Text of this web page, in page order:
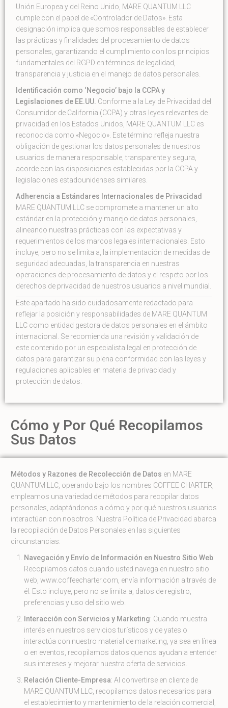
Unión Europea y del Reino Unido, MARE QUANTUM LLC
cumple con el papel de «Controlador de Datos». Esta
designación implica que somos responsables de establecer
las prácticas y finalidades del procesamiento de datos
personales, garantizando el cumplimiento con los principios
fundamentales del RGPD en términos de legalidad,
transparencia y justicia en el manejo de datos personales.
Identificación como ‘Negocio’ bajo la CCPA y
Legislaciones de EE.UU. Conforme a la Ley de Privacidad del
Consumidor de California (CCPA) y otras leyes relevantes de
privacidad en los Estados Unidos, MARE QUANTUM LLC es
reconocida como «Negocio». Este término refleja nuestra
obligación de gestionar los datos personales de nuestros
usuarios de manera responsable, transparente y segura,
acorde con las disposiciones establecidas por la CCPA y
legislaciones estadounidenses similares.
Adherencia a Estándares Internacionales de Privacidad
MARE QUANTUM LLC se compromete a mantener un alto
estándar en la protección y manejo de datos personales,
alineando nuestras prácticas con las expectativas y
requerimientos de los marcos legales internacionales. Esto
incluye, pero no se limita a, la implementación de medidas de
seguridad adecuadas, la transparencia en nuestras
operaciones de procesamiento de datos y el respeto por los
derechos de privacidad de nuestros usuarios a nivel mundial.
Este apartado ha sido cuidadosamente redactado para
reflejar la posición y responsabilidades de MARE QUANTUM
LLC como entidad gestora de datos personales en el ámbito
internacional. Se recomienda una revisión y validación de
este contenido por un especialista legal en protección de
datos para garantizar su plena conformidad con las leyes y
regulaciones aplicables en materia de privacidad y
protección de datos.
Cómo y Por Qué Recopilamos
Sus Datos
Métodos y Razones de Recolección de Datos en MARE
QUANTUM LLC, operando bajo los nombres COFFEE CHARTER,
empleamos una variedad de métodos para recopilar datos
personales, adaptándonos a cómo y por qué nuestros usuarios
interactúan con nosotros. Nuestra Política de Privacidad abarca
la recopilación de Datos Personales en las siguientes
circunstancias:
Navegación y Envío de Información en Nuestro Sitio Web:
Recopilamos datos cuando usted navega en nuestro sitio
web, www.coffeecharter.com, envía información a través de
él. Esto incluye, pero no se limita a, datos de registro,
preferencias y uso del sitio web.
Interacción con Servicios y Marketing: Cuando muestra
interés en nuestros servicios turísticos y de yates o
interactúa con nuestro material de marketing, ya sea en línea
o en eventos, recopilamos datos que nos ayudan a entender
sus intereses y mejorar nuestra oferta de servicios.
Relación Cliente-Empresa: Al convertirse en cliente de
MARE QUANTUM LLC, recopilamos datos necesarios para
el establecimiento y mantenimiento de la relación comercial,